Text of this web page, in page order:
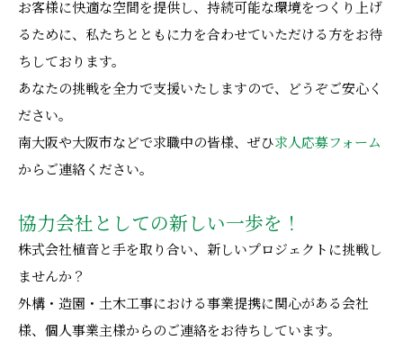
お客様に快適な空間を提供し、持続可能な環境をつくり上げ
るために、私たちとともに力を合わせていただける方をお待
ちしております。
あなたの挑戦を全力で支援いたしますので、どうぞご安心く
ださい。
南大阪や大阪市などで求職中の皆様、ぜひ求人応募フォーム
からご連絡ください。
協力会社としての新しい一歩を！
株式会社植音と手を取り合い、新しいプロジェクトに挑戦し
ませんか？
外構・造園・土木工事における事業提携に関心がある会社
様、個人事業主様からのご連絡をお待ちしています。